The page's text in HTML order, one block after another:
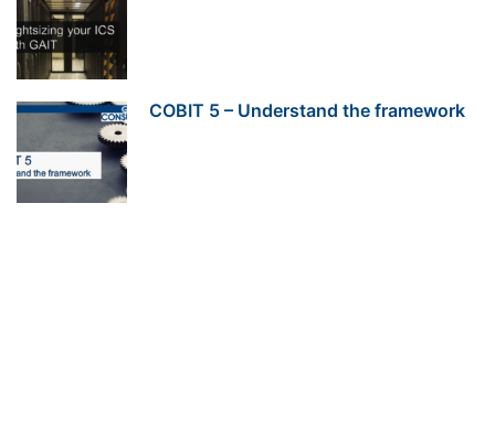
COBIT 5 – Understand the framework